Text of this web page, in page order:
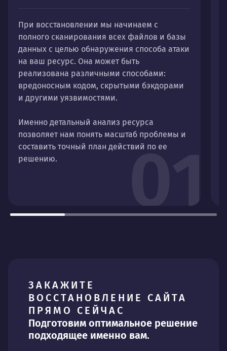
01
При восстановлении мы начинаем с
полного сканирования всех файлов и базы
данных с целью обнаружения способа атаки
на ваш ресурс. Она может быть
реализована различными способами:
вредоносным кодом, скрытыми бэкдорами
и другими уязвимостями.
Именно детальный анализ ресурса
позволяет нам понять масштаб проблемы и
составить точный план действий по ее
решению.
ЗАКАЖИТЕ
ВОССТАНОВЛЕНИЕ САЙТА
ПРЯМО СЕЙЧАС
Подготовим оптимальное решение
подходящее именно вам.